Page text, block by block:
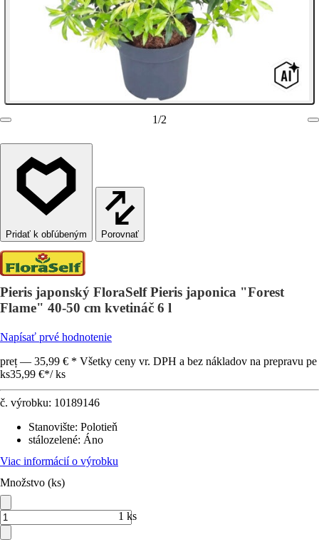
1/2
Porovnať
Pieris japonský FloraSelf Pieris japonica "Forest
Flame" 40-50 cm kvetináč 6 l
Napísať prvé hodnotenie
preț — 35,99 € * Všetky ceny vr. DPH a bez nákladov na prepravu pe
ks35,99 €*/ ks
č. výrobku: 10189146
Stanovište: Polotieň
stálozelené: Áno
Viac informácií o výrobku
Množstvo (ks)
1 ks